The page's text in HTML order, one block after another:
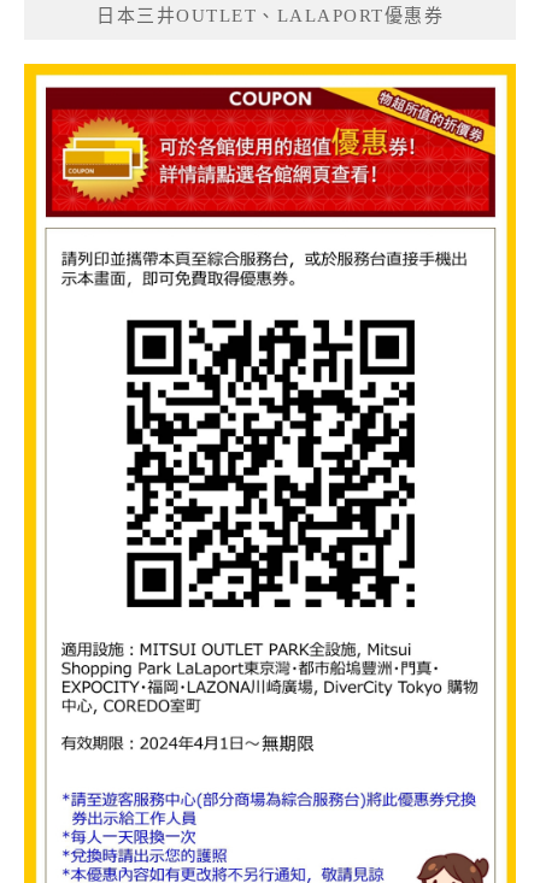
日本三井OUTLET、LALAPORT優惠券